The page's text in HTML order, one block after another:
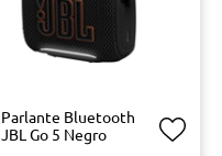
Parlante Bluetooth
JBL Go 5 Negro